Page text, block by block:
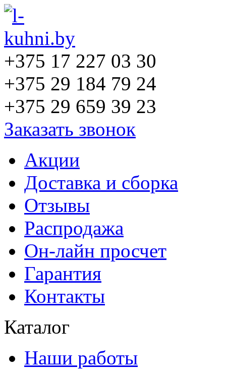
+375 17 227 03 30
+375 29 184 79 24
+375 29 659 39 23
Заказать звонок
Акции
Доставка и сборка
Отзывы
Распродажа
Он-лайн просчет
Гарантия
Контакты
Каталог
Наши работы